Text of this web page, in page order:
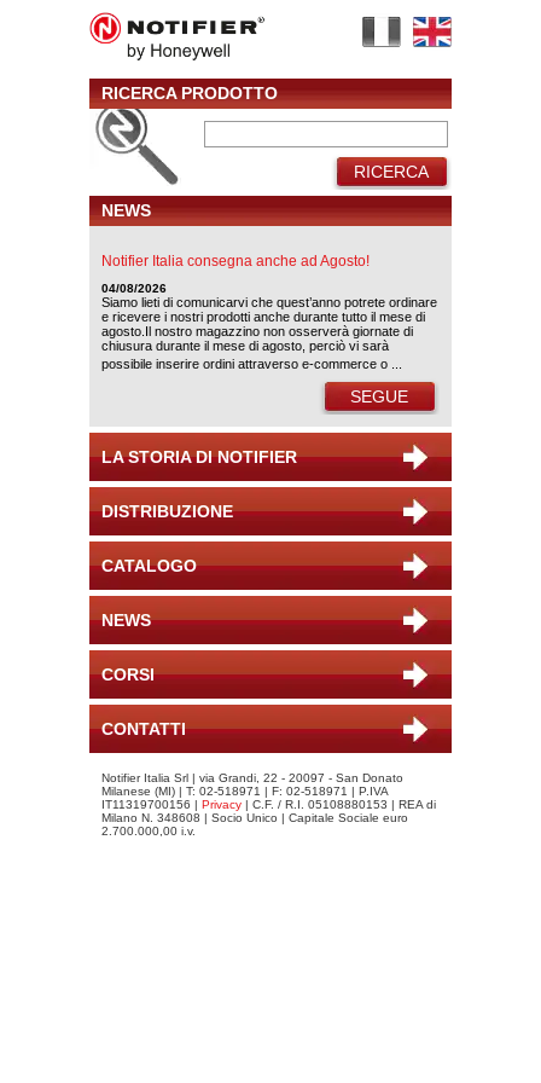
RICERCA PRODOTTO
RICERCA
NEWS
Notifier Italia consegna anche ad Agosto!
04/08/2026
Siamo lieti di comunicarvi che quest’anno potrete ordinare
e ricevere i nostri prodotti anche durante tutto il mese di
agosto.Il nostro magazzino non osserverà giornate di
chiusura durante il mese di agosto, perciò vi sarà
possibile inserire ordini attraverso e-commerce o ...
SEGUE
LA STORIA DI NOTIFIER
DISTRIBUZIONE
CATALOGO
NEWS
CORSI
CONTATTI
Notifier Italia Srl | via Grandi, 22 - 20097 - San Donato
Milanese (MI) | T: 02-518971 | F: 02-518971 | P.IVA
IT11319700156 | Privacy | C.F. / R.I. 05108880153 | REA di
Milano N. 348608 | Socio Unico | Capitale Sociale euro
2.700.000,00 i.v.